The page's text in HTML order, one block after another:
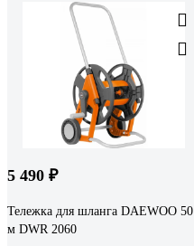
5 490 ₽
Тележка для шланга DAEWOO 50
м DWR 2060